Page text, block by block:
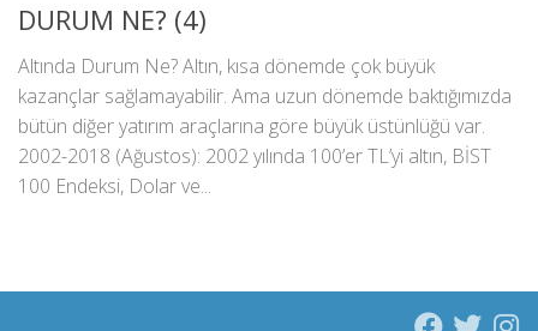
DURUM NE? (4)
Altında Durum Ne? Altın, kısa dönemde çok büyük
kazançlar sağlamayabilir. Ama uzun dönemde baktığımızda
bütün diğer yatırım araçlarına göre büyük üstünlüğü var.
2002-2018 (Ağustos): 2002 yılında 100’er TL’yi altın, BİST
100 Endeksi, Dolar ve...